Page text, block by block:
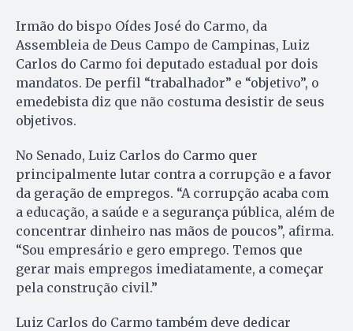
Irmão do bispo Oídes José do Carmo, da
Assembleia de Deus Campo de Campinas, Luiz
Carlos do Carmo foi deputado estadual por dois
mandatos. De perfil “trabalhador” e “objetivo”, o
emedebista diz que não costuma desistir de seus
objetivos.
No Senado, Luiz Carlos do Carmo quer
principalmente lutar contra a corrupção e a favor
da geração de empregos. “A corrupção acaba com
a educação, a saúde e a segurança pública, além de
concentrar dinheiro nas mãos de poucos”, afirma.
“Sou empresário e gero emprego. Temos que
gerar mais empregos imediatamente, a começar
pela construção civil.”
Luiz Carlos do Carmo também deve dedicar